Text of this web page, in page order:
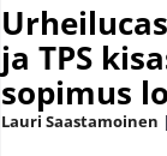
ja TPS
sopimus
Lauri Saastamoinen |